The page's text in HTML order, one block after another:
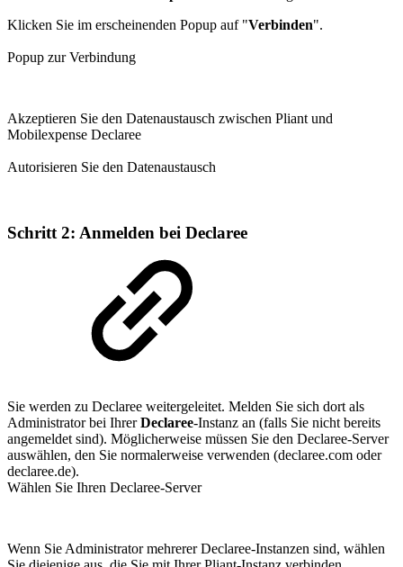
Klicken Sie im erscheinenden Popup auf "Verbinden".
Popup zur Verbindung
Akzeptieren Sie den Datenaustausch zwischen Pliant und
Mobilexpense Declaree
Autorisieren Sie den Datenaustausch
Schritt 2: Anmelden bei Declaree
Sie werden zu Declaree weitergeleitet. Melden Sie sich dort als
Administrator bei IhrerDeclaree-Instanz an (falls Sie nicht bereits
angemeldet sind). Möglicherweise müssen Sie den Declaree-Server
auswählen, den Sie normalerweise verwenden (declaree.com oder
declaree.de).
Wählen Sie Ihren Declaree-Server
Wenn Sie Administrator mehrerer Declaree-Instanzen sind, wählen